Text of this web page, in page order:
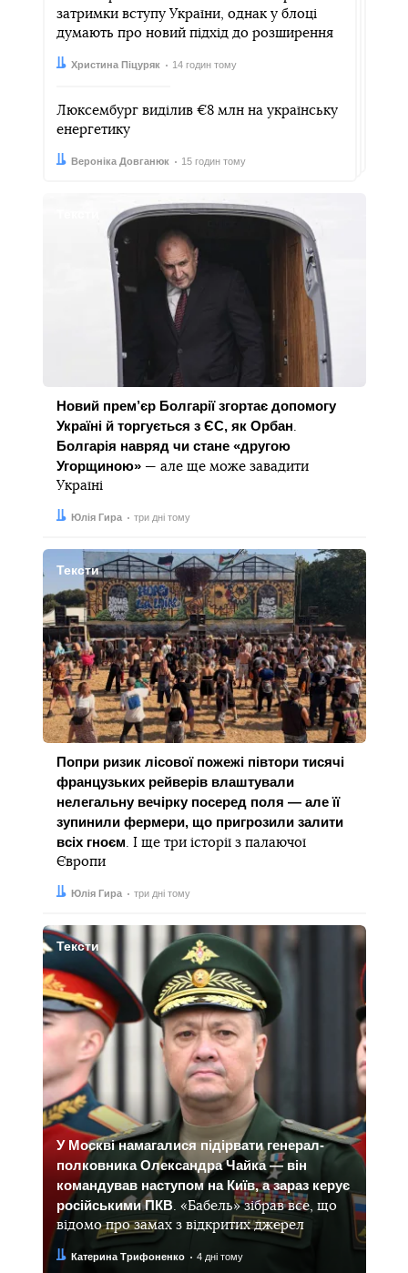
затримки вступу України, однак у блоці
думають про новий підхід до розширення
Автор:
Христина Піцуряк
Дата: 14 годин тому
Люксембург виділив €8 млн на українську
енергетику
Автор:
Вероніка Довганюк
Дата: 15 годин тому
Новий прем’єр Болгарії згортає допомогу
Україні й торгується з ЄС, як Орбан.
Болгарія навряд чи стане «другою
Угорщиною» — але ще може завадити
Україні
Автор:
Юлія Гира
Дата: три дні тому
Тексти
Попри ризик лісової пожежі півтори тисячі
французьких рейверів влаштували
нелегальну вечірку посеред поля — але її
зупинили фермери, що пригрозили залити
всіх гноєм. І ще три історії з палаючої
Європи
Автор:
Юлія Гира
Дата: три дні тому
Тексти
У Москві намагалися підірвати генерал-
полковника Олександра Чайка — він
командував наступом на Київ, а зараз керує
російськими ПКВ. «Бабель» зібрав все, що
відомо про замах з відкритих джерел
Автор:
Катерина Трифоненко
Дата: 4 дні тому